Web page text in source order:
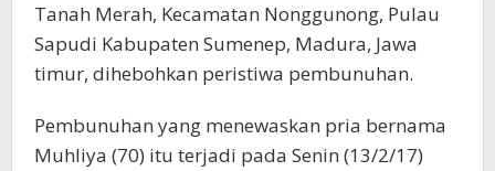
Tanah Merah, Kecamatan Nonggunong, Pulau
Sapudi Kabupaten Sumenep, Madura, Jawa
timur, dihebohkan peristiwa pembunuhan.
‪Pembunuhan yang menewaskan pria bernama
Muhliya (70) itu terjadi pada Senin (13/2/17)